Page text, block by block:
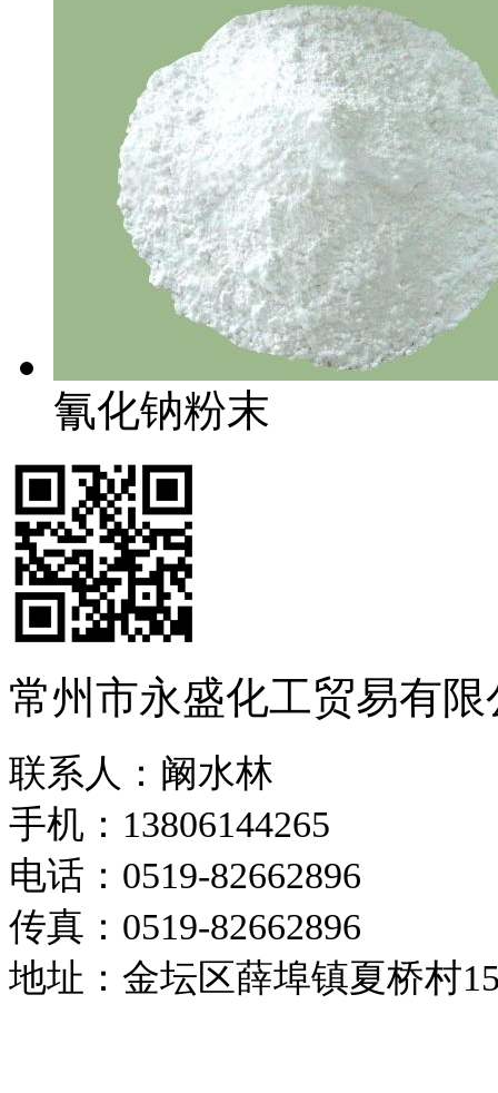
氰化钠粉末
常州市永盛化工贸易有限
联系人：阚水林
手机：13806144265
电话：0519-82662896
传真：0519-82662896
地址：金坛区薛埠镇夏桥村